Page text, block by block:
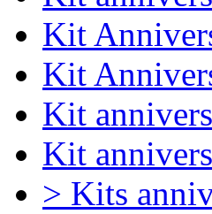
Kit
Kit
Kit
Kit
> Kits